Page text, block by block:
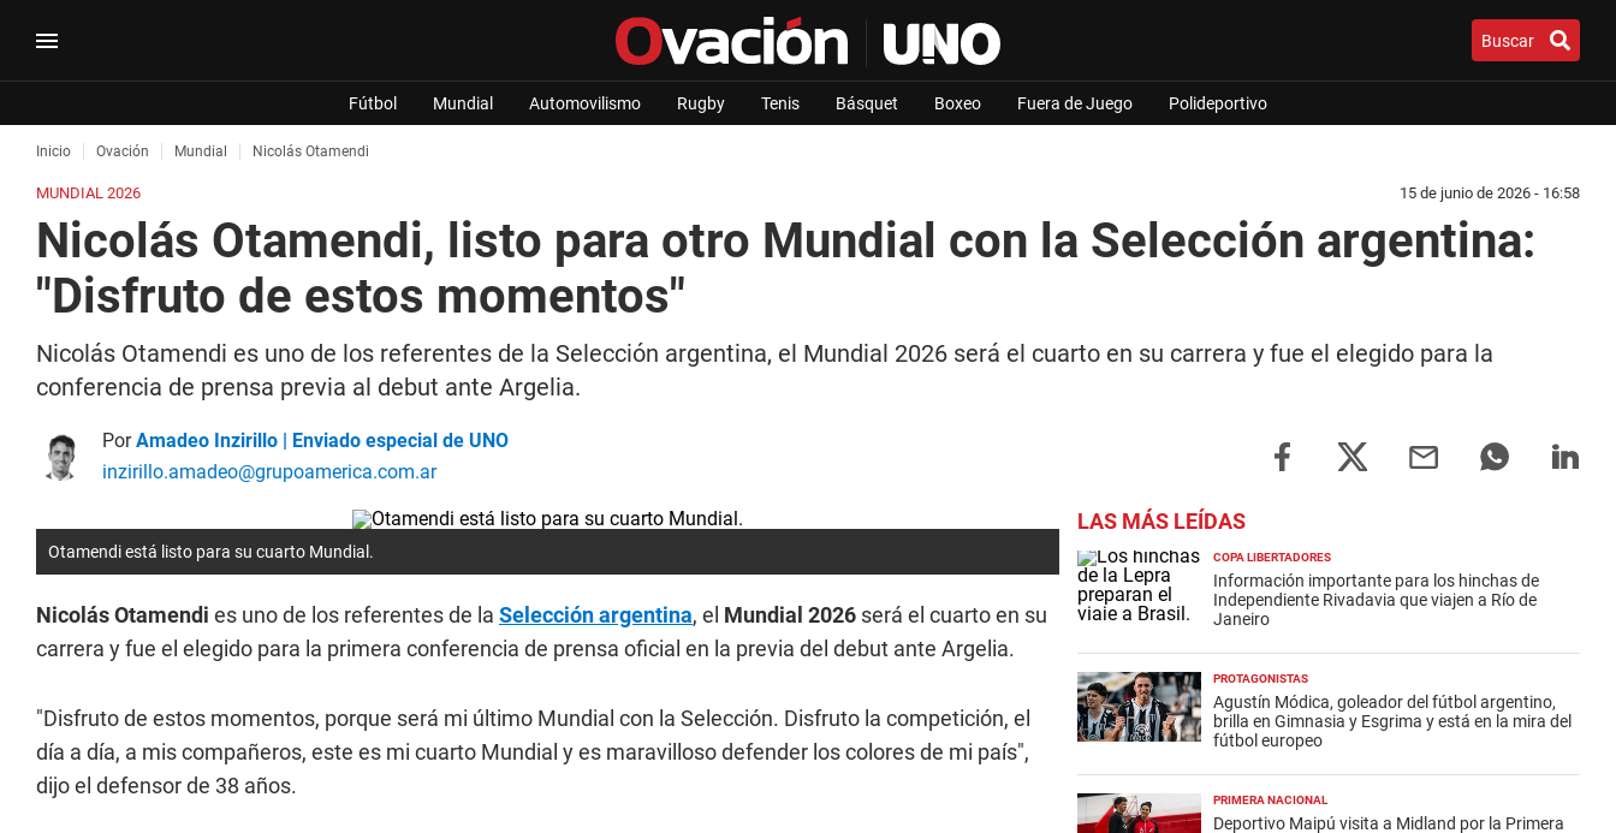
Buscar
Fútbol Mundial Automovilismo Rugby Tenis Básquet Boxeo Fuera de Juego Polideportivo
Inicio Ovación Mundial Nicolás Otamendi
MUNDIAL 2026 15 de junio de 2026 - 16:58
Nicolás Otamendi, listo para otro Mundial con la Selección argentina:
"Disfruto de estos momentos"
Nicolás Otamendi es uno de los referentes de la Selección argentina, el Mundial 2026 será el cuarto en su carrera y fue el elegido para la
conferencia de prensa previa al debut ante Argelia.
PorAmadeo Inzirillo | Enviado especial de UNO
inzirillo.amadeo@grupoamerica.com.ar
Otamendi está listo para su cuarto Mundial.
Nicolás Otamendi es uno de los referentes de la Selección argentina, el Mundial 2026 será el cuarto en su
carrera y fue el elegido para la primera conferencia de prensa oficial en la previa del debut ante Argelia.
"Disfruto de estos momentos, porque será mi último Mundial con la Selección. Disfruto la competición, el
día a día, a mis compañeros, este es mi cuarto Mundial y es maravilloso defender los colores de mi país",
dijo el defensor de 38 años.
LAS MÁS LEÍDAS
COPA LIBERTADORES
Información importante para los hinchas de
Independiente Rivadavia que viajen a Río de
Janeiro
PROTAGONISTAS
Agustín Módica, goleador del fútbol argentino,
brilla en Gimnasia y Esgrima y está en la mira del
fútbol europeo
PRIMERA NACIONAL
Deportivo Maipú visita a Midland por la Primera